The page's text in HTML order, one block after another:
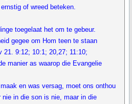
of wreed beteken.
toegelaat het om te gebeur.
gegee om Hom teen te staan
21. 9:12; 10:1; 20,27; 11:10;
manier as waarop die Evangelie
en was versag, moet ons onthou
in die son is nie, maar in die